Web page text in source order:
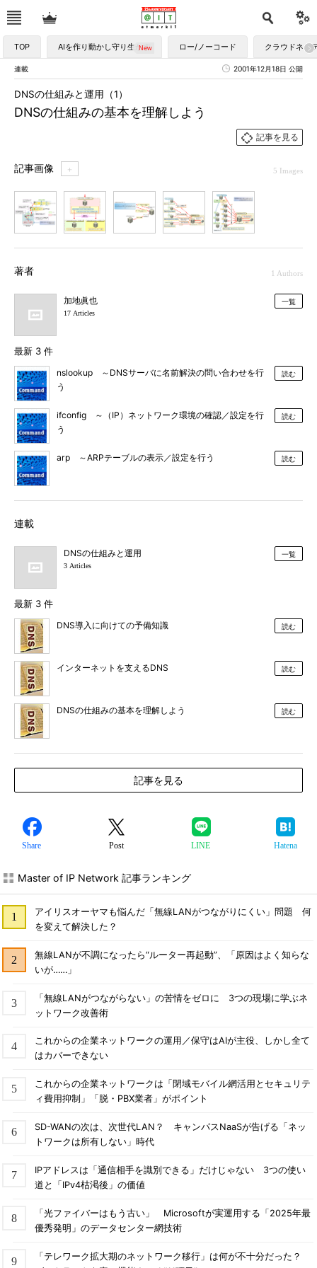
TOP AIを作り動かし守り生かす ロー/ノーコード クラウドネイ
連載 2001年12月18日 公開
DNSの仕組みの基本を理解しよう
DNSの仕組みと運用（1）
記事を見る
記事画像 ＋ 5 Images
著者 1 Authors
加地眞也
17 Articles
一覧
最新 3 件
nslookup ～DNSサーバに名前解決の問い合わせを行
う
読む
ifconfig ～（IP）ネットワーク環境の確認／設定を行
う
読む
arp ～ARPテーブルの表示／設定を行う 読む
連載
DNSの仕組みと運用
3 Articles
一覧
最新 3 件
DNS導入に向けての予備知識 読む
インターネットを支えるDNS 読む
DNSの仕組みの基本を理解しよう 読む
記事を見る
Share Post LINE Hatena
Master of IP Network 記事ランキング
アイリスオーヤマも悩んだ「無線LANがつながりにくい」問題 何
を変えて解決した？
無線LANが不調になったら“ルーター再起動”、「原因はよく知らな
いが……」
「無線LANがつながらない」の苦情をゼロに 3つの現場に学ぶネ
ットワーク改善術
これからの企業ネットワークの運用／保守はAIが主役、しかし全て
はカバーできない
これからの企業ネットワークは「閉域モバイル網活用とセキュリテ
ィ費用抑制」「脱・PBX業者」がポイント
SD-WANの次は、次世代LAN？ キャンパスNaaSが告げる「ネッ
トワークは所有しない」時代
IPアドレスは「通信相手を識別できる」だけじゃない 3つの使い
道と「IPv4枯渇後」の価値
「光ファイバーはもう古い」 Microsoftが実運用する「2025年最
優秀発明」のデータセンター網技術
「テレワーク拡大期のネットワーク移行」は何が不十分だった？